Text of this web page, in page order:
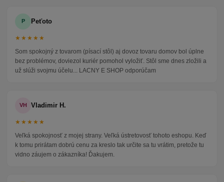
P Peťoto
★★★★★
Som spokojný z tovarom (písací stôl) aj dovoz tovaru domov bol úplne
bez problémov, doviezol kuriér pomohol vyložiť. Stôl sme dnes zložili a
už slúži svojmu účelu... LACNY E SHOP odporúčam
VH Vladimir H.
★★★★★
Veľká spokojnosť z mojej strany. Veľká ústretovosť tohoto eshopu. Keď
k tomu prirátam dobrú cenu za kreslo tak určite sa tu vrátim, pretože tu
vidno záujem o zákazníka! Ďakujem.